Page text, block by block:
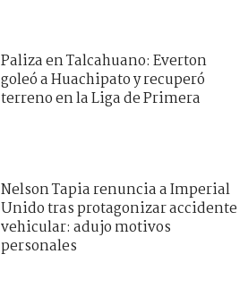
Paliza en Talcahuano: Everton
goleó a Huachipato y recuperó
terreno en la Liga de Primera
Nelson Tapia renuncia a Imperial
Unido tras protagonizar accidente
vehicular: adujo motivos
personales